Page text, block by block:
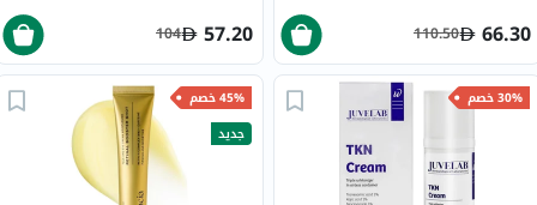
66.30
110.50
57.20
104
30% خصم
45% خصم
جديد